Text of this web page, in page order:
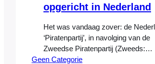
opgericht in Nederland
Het was vandaag zover: de
‘Piratenpartij’, in navolging van de
Zweedse Piratenpartij (Zweeds:
Piratpartiet, afgekort als ‘PP’) heeft
Geen Categorie